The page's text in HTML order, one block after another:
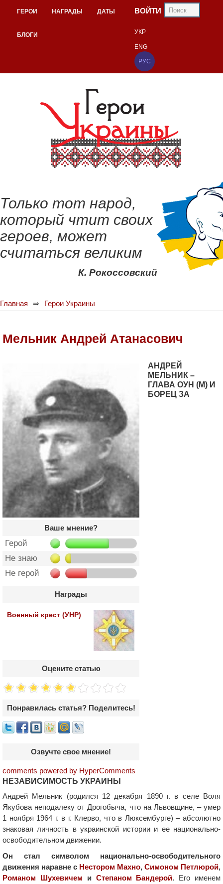
ГЕРОИ НАГРАДЫ ДАТЫ
БЛОГИ
ВОЙТИ
УКР
ENG
РУС
Только тот народ,
который чтит своих
героев, может
считаться великим
К. Рокоссовский
Главная Герои Украины
Мельник Андрей Атанасович
Ваше мнение?
Герой
Не знаю
Не герой
Награды
Военный крест (УНР)
Оцените статью
Понравилась статья? Поделитесь!
Озвучте свое мнение!
comments powered by HyperComments
АНДРЕЙ
МЕЛЬНИК –
ГЛАВА ОУН (М) И
БОРЕЦ ЗА
НЕЗАВИСИМОСТЬ УКРАИНЫ
Андрей Мельник (родился 12 декабря 1890 г. в селе Воля
Якубова неподалеку от Дрогобыча, что на Львовщине, – умер
1 ноября 1964 г. в г. Клерво, что в Люксембурге) – абсолютно
знаковая личность в украинской истории и ее национально-
освободительном движении.
Он стал символом национально-освободительного
движения наравне с Нестором Махно, Симоном Петлюрой,
Романом Шухевичем и Степаном Бандерой. Его именем